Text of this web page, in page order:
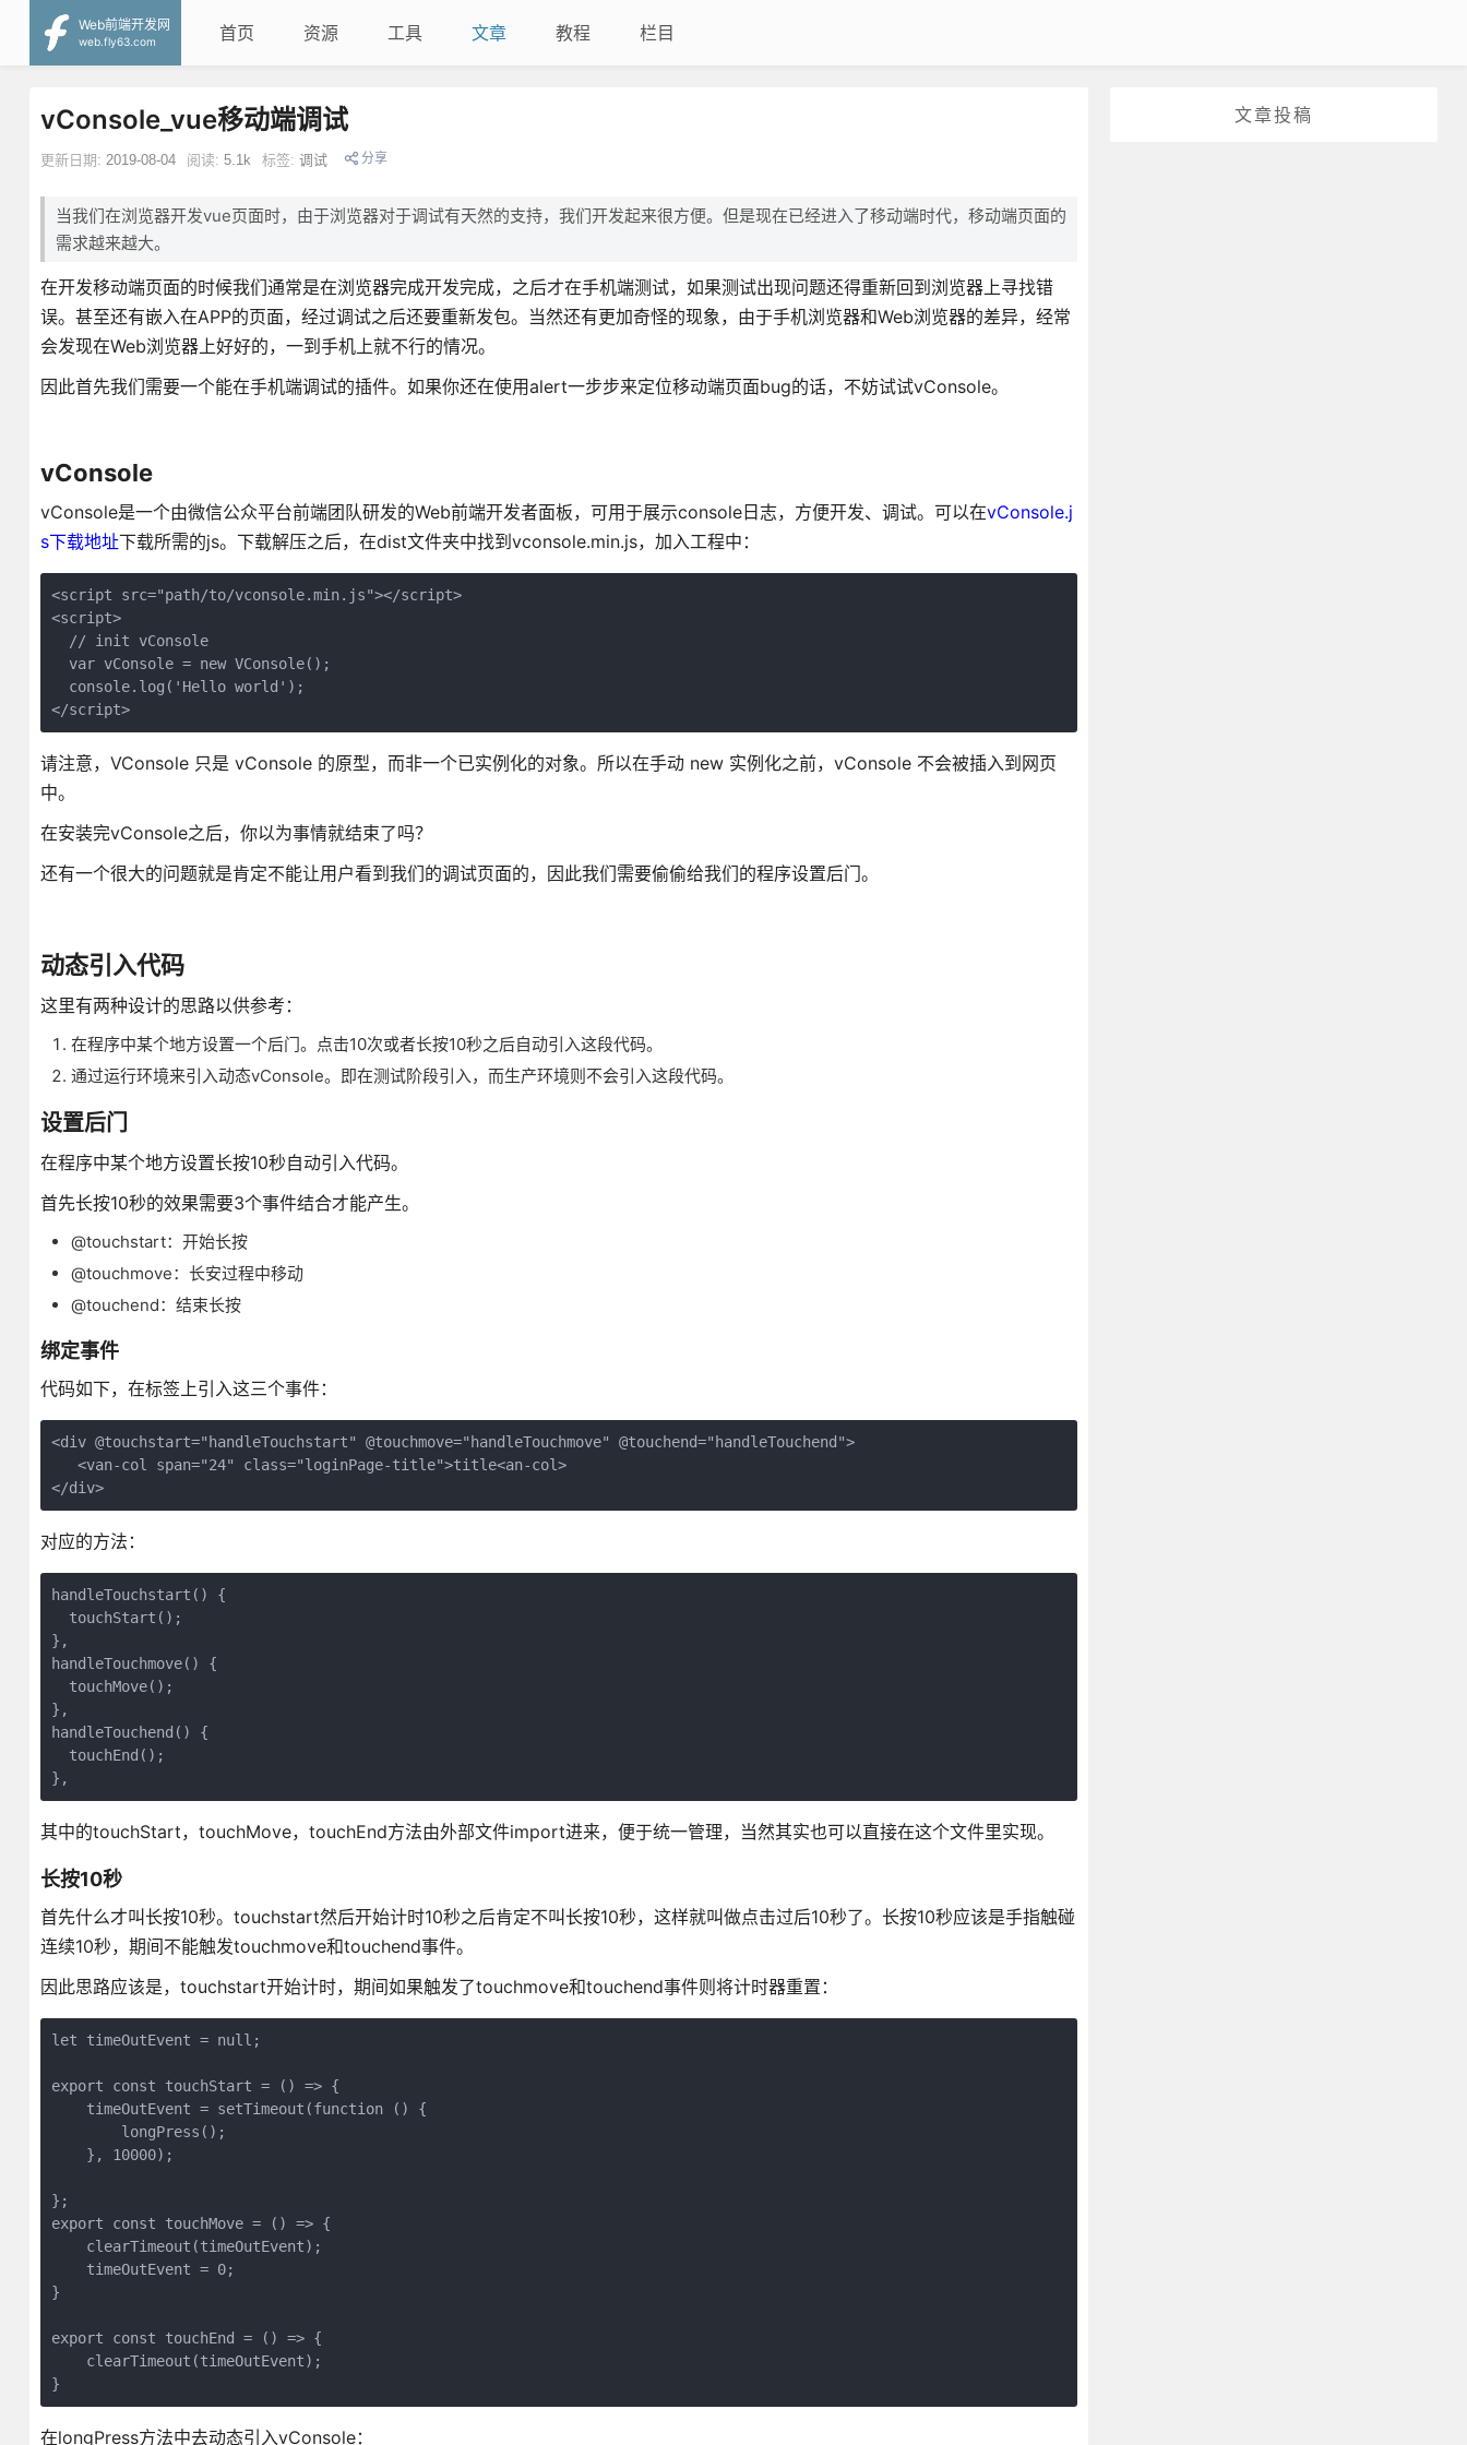
Web前端开发网
web.fly63.com
首页 资源 工具 文章 教程 栏目
文章投稿
vConsole_vue移动端调试
更新日期: 2019-08-04 阅读: 5.1k 标签: 调试 分享
当我们在浏览器开发vue页面时，由于浏览器对于调试有天然的支持，我们开发起来很方便。但是现在已经进入了移动端时代，移动端页面的
需求越来越大。
在开发移动端页面的时候我们通常是在浏览器完成开发完成，之后才在手机端测试，如果测试出现问题还得重新回到浏览器上寻找错
误。甚至还有嵌入在APP的页面，经过调试之后还要重新发包。当然还有更加奇怪的现象，由于手机浏览器和Web浏览器的差异，经常
会发现在Web浏览器上好好的，一到手机上就不行的情况。
因此首先我们需要一个能在手机端调试的插件。如果你还在使用alert一步步来定位移动端页面bug的话，不妨试试vConsole。
vConsole
vConsole是一个由微信公众平台前端团队研发的Web前端开发者面板，可用于展示console日志，方便开发、调试。可以在vConsole.j
s下载地址下载所需的js。下载解压之后，在dist文件夹中找到vconsole.min.js，加入工程中：
<script src="path/to/vconsole.min.js"></script>
<script>
  // init vConsole
  var vConsole = new VConsole();
  console.log('Hello world');
</script>
请注意，VConsole 只是 vConsole 的原型，而非一个已实例化的对象。所以在手动 new 实例化之前，vConsole 不会被插入到网页
中。
在安装完vConsole之后，你以为事情就结束了吗？
还有一个很大的问题就是肯定不能让用户看到我们的调试页面的，因此我们需要偷偷给我们的程序设置后门。
动态引入代码
这里有两种设计的思路以供参考：
在程序中某个地方设置一个后门。点击10次或者长按10秒之后自动引入这段代码。
通过运行环境来引入动态vConsole。即在测试阶段引入，而生产环境则不会引入这段代码。
设置后门
在程序中某个地方设置长按10秒自动引入代码。
首先长按10秒的效果需要3个事件结合才能产生。
@touchstart：开始长按
@touchmove：长安过程中移动
@touchend：结束长按
绑定事件
代码如下，在标签上引入这三个事件：
<div @touchstart="handleTouchstart" @touchmove="handleTouchmove" @touchend="handleTouchend">
   <van-col span="24" class="loginPage-title">title<an-col>
</div>
对应的方法：
handleTouchstart() {
  touchStart();
},
handleTouchmove() {
  touchMove();
},
handleTouchend() {
  touchEnd();
},
其中的touchStart，touchMove，touchEnd方法由外部文件import进来，便于统一管理，当然其实也可以直接在这个文件里实现。
长按10秒
首先什么才叫长按10秒。touchstart然后开始计时10秒之后肯定不叫长按10秒，这样就叫做点击过后10秒了。长按10秒应该是手指触碰
连续10秒，期间不能触发touchmove和touchend事件。
因此思路应该是，touchstart开始计时，期间如果触发了touchmove和touchend事件则将计时器重置：
let timeOutEvent = null;
export const touchStart = () => {
    timeOutEvent = setTimeout(function () {
        longPress();
    }, 10000);
};
export const touchMove = () => {
    clearTimeout(timeOutEvent);
    timeOutEvent = 0;
}
export const touchEnd = () => {
    clearTimeout(timeOutEvent);
}
在longPress方法中去动态引入vConsole：